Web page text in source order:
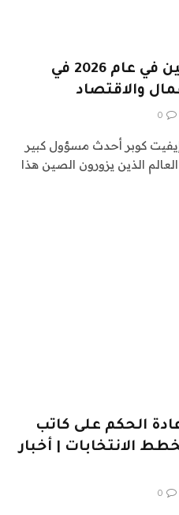
كل زعيم عالمي زار الصين في عام 2026 في
والاقتصاد
0
إيفيت كوبر أحدث مسؤول كبير
الذين يزورون الصين هذا
الحكم على كاتب
الانتخابات | أخبار
0